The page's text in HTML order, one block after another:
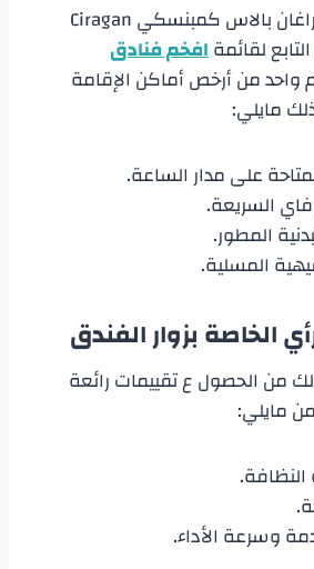
يعرف عن فندق شيراغان بالاس كمبنسكي Ciragan
افخم فنادق
واحد من أرخص أماكن الإقامة
مايلي:
على مدار الساعة.
السريعة.
المطور.
المسلية.
الخاصة بزوار الفندق
من الحصول ع تقييمات رائعة
وسرعة الأداء.